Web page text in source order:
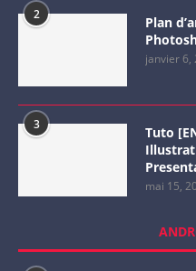
2
Plan
janvier 6,
3
Tuto
mai 15,